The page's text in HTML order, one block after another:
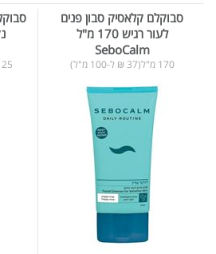
סבוקלם קלאסיק סבון פנים
לעור רגיש 170 מ"ל
SeboCalm
170 מ"ל(37 ₪ ל-100 מ"ל) 25 מ"ל(199.60 ₪ ל-100 מ"ל)